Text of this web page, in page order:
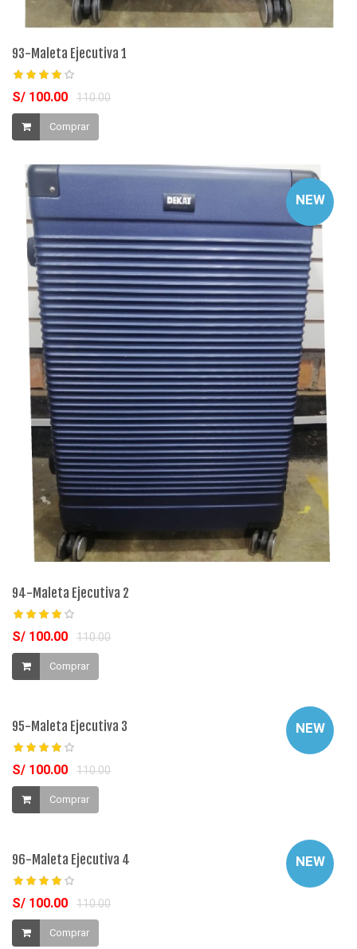
93-Maleta Ejecutiva 1
S/ 100.00 110.00
Comprar
NEW
94-Maleta Ejecutiva 2
S/ 100.00 110.00
Comprar
NEW
95-Maleta Ejecutiva 3
S/ 100.00 110.00
Comprar
NEW
96-Maleta Ejecutiva 4
S/ 100.00 110.00
Comprar